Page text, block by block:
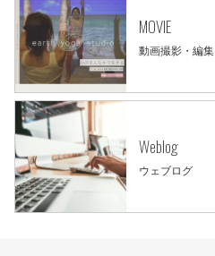
MOVIE
動画撮影・編集
Weblog
ウェブログ